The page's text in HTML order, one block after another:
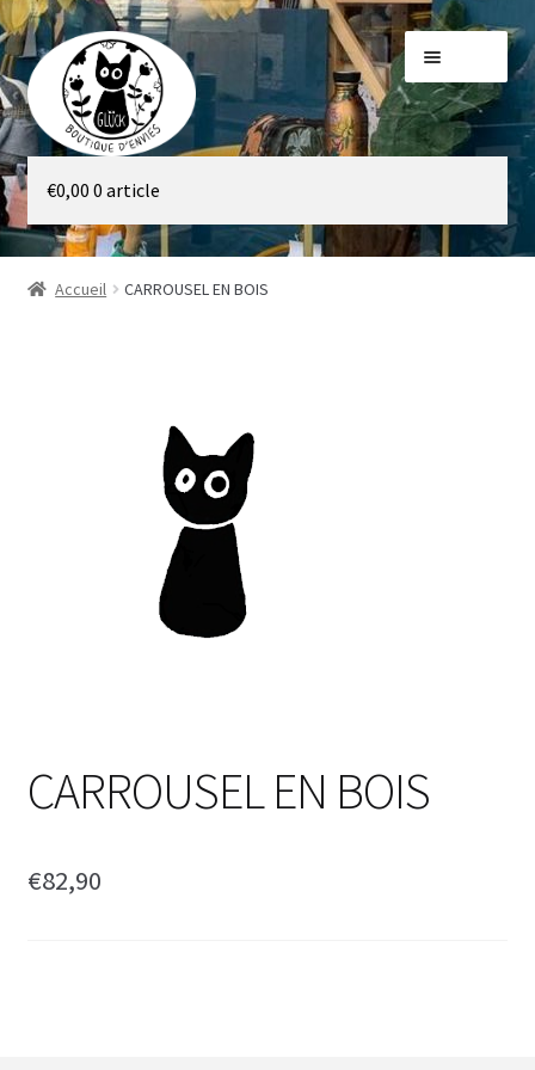
Aller
à
la
navigation
Aller
au
contenu
Galerie
Boutique
€0,00 0 article
Accueil CARROUSEL EN BOIS
CARROUSEL EN BOIS
€82,90